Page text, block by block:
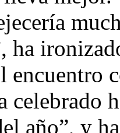
ha
celebrado
año”, y